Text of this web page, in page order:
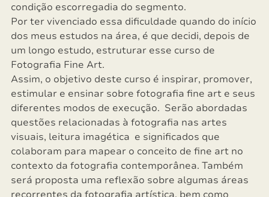
condição escorregadia do segmento.
Por ter vivenciado essa dificuldade quando do início
dos meus estudos na área, é que decidi, depois de
um longo estudo, estruturar esse curso de
Fotografia Fine Art.
Assim, o objetivo deste curso é inspirar, promover,
estimular e ensinar sobre fotografia fine art e seus
diferentes modos de execução. Serão abordadas
questões relacionadas à fotografia nas artes
visuais, leitura imagética e significados que
colaboram para mapear o conceito de fine art no
contexto da fotografia contemporânea. Também
será proposta uma reflexão sobre algumas áreas